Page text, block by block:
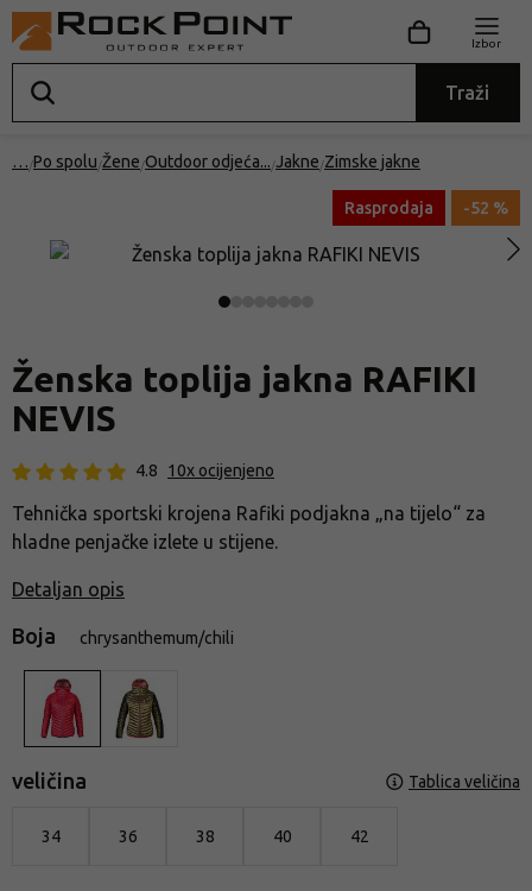
Traži
Izbor
… Po spolu Žene Outdoor odjeća Jakne Zimske jakne
-52 %
Rasprodaja
Ženska toplija jakna RAFIKI
NEVIS
4.8 10x ocijenjeno
Tehnička sportski krojena Rafiki podjakna „na tijelo“ za
hladne penjačke izlete u stijene.
Detaljan opis
Boja chrysanthemum/chili
veličina Tablica veličina
34 36 38 40 42